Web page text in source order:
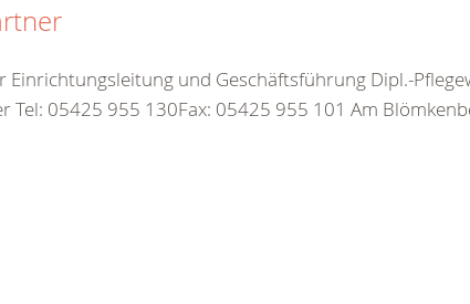
Einrichtungsleitung und Geschäftsführung Dipl.-
Tel: 05425 955 130Fax: 05425 955 101 Am